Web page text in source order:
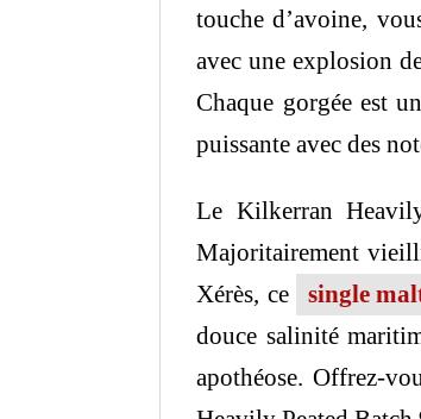
touche d’avoine,
avec une explosion
Chaque gorgée est
puissante avec des
Le Kilkerran
Majoritairement
Xérès, ce
single
douce salinité
apothéose. Offrez-